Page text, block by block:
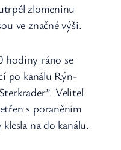
zlomeninu
ve značné výši.
hodiny ráno se
po kanálu Rýn-
Velitel
s poraněním
na do kanálu.